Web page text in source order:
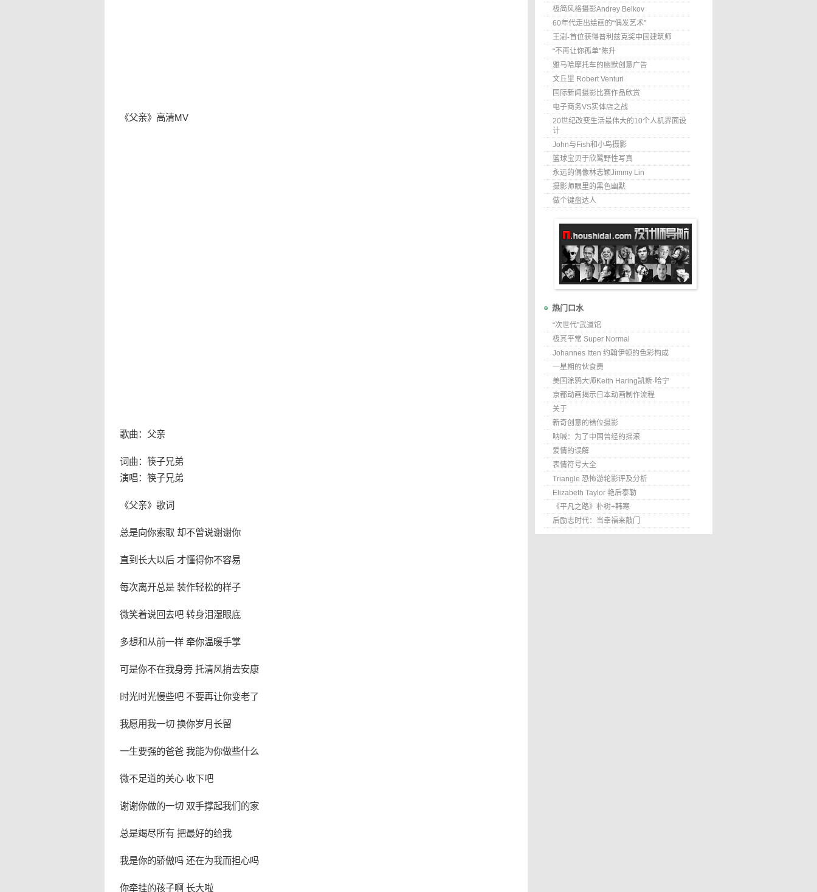
《父亲》高清MV
歌曲：父亲
词曲：筷子兄弟
演唱：筷子兄弟
《父亲》歌词
总是向你索取 却不曾说谢谢你
直到长大以后 才懂得你不容易
每次离开总是 装作轻松的样子
微笑着说回去吧 转身泪湿眼底
多想和从前一样 牵你温暖手掌
可是你不在我身旁 托清风捎去安康
时光时光慢些吧 不要再让你变老了
我愿用我一切 换你岁月长留
一生要强的爸爸 我能为你做些什么
微不足道的关心 收下吧
谢谢你做的一切 双手撑起我们的家
总是竭尽所有 把最好的给我
我是你的骄傲吗 还在为我而担心吗
你牵挂的孩子啊 长大啦
极简风格摄影Andrey Belkov
60年代走出绘画的“偶发艺术”
王澍-首位获得普利兹克奖中国建筑师
“不再让你孤单”陈升
雅马哈摩托车的幽默创意广告
文丘里 Robert Venturi
国际新闻摄影比赛作品欣赏
电子商务VS实体店之战
20世纪改变生活最伟大的10个人机界面设
计
John与Fish和小鸟摄影
篮球宝贝于欣鹭野性写真
永远的偶像林志颖Jimmy Lin
摄影师眼里的黑色幽默
做个键盘达人
热门口水
“次世代”武道馆
极其平常 Super Normal
Johannes Itten 约翰伊顿的色彩构成
一星期的伙食费
美国涂鸦大师Keith Haring凯斯·哈宁
京都动画揭示日本动画制作流程
关于
新奇创意的错位摄影
呐喊：为了中国曾经的摇滚
爱情的误解
表情符号大全
Triangle 恐怖游轮影评及分析
Elizabeth Taylor 艳后泰勒
《平凡之路》朴树+韩寒
后励志时代：当幸福来敲门